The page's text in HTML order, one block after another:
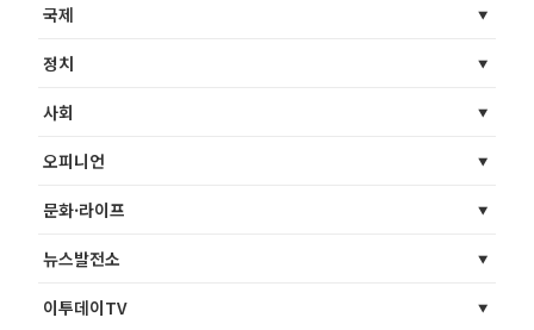
국제
정치
사회
오피니언
문화·라이프
뉴스발전소
이투데이TV